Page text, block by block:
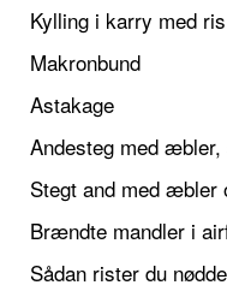
Kylling i karry med
Makronbund
Astakage
Stegt and med æbler
Brændte mandler i
Sådan rister du